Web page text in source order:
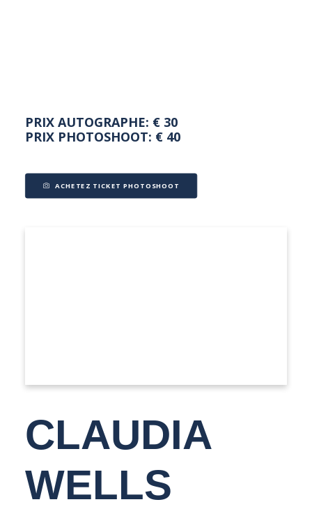
PRIX AUTOGRAPHE: € 30
PRIX PHOTOSHOOT: € 40
ACHETEZ TICKET PHOTOSHOOT
CLAUDIA
WELLS